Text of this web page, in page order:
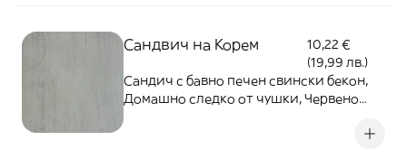
Сандвич на Корем
10,22 €
(19,99 лв.)
Сандич с бавно печен свински бекон,
Домашно следко от чушки, Червено